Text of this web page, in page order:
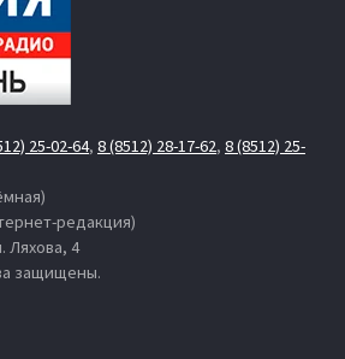
25-02-64, 8 (8512) 28-17-62, 8 (8512) 25-
редакция)
Ляхова, 4
защищены.